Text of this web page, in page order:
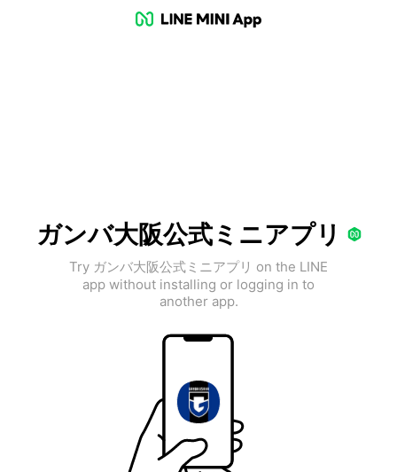
ガンバ大阪公式ミニアプリ
Try ガンバ大阪公式ミニアプリ on the LINE
app without installing or logging in to
another app.